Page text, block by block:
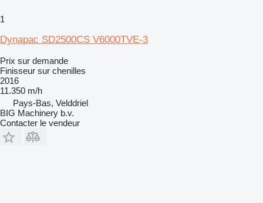
1
Dynapac SD2500CS V6000TVE-3
Prix sur demande
Finisseur sur chenilles
2016
11.350 m/h
Pays-Bas, Velddriel
BIG Machinery b.v.
Contacter le vendeur